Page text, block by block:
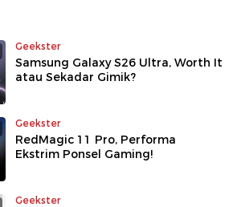
Geekster
Samsung Galaxy S26 Ultra, Worth It
atau Sekadar Gimik?
Geekster
RedMagic 11 Pro, Performa
Ekstrim Ponsel Gaming!
Geekster